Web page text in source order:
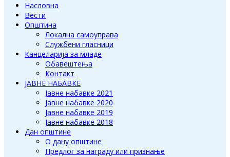
Насловна
Вести
Општина
Локална самоуправа
Службени гласници
Канцеларија за младе
Обавештења
Контакт
ЈАВНЕ НАБАВКЕ
Јавне набавке 2021
Јавне набавке 2020
Јавне набавке 2019
Јавне набавке 2018
Дан општине
О дану општине
Предлог за награду или признање